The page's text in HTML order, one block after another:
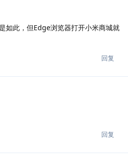
如此，但Edge浏览器打开小米商城就
回复
回复